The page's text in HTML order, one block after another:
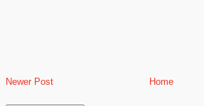
Newer Post Home